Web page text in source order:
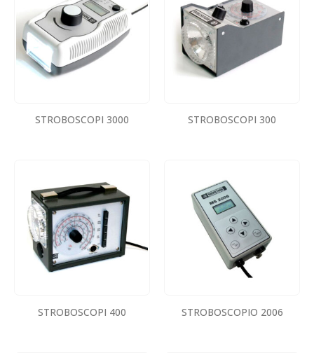
STROBOSCOPI 3000 STROBOSCOPI 300
STROBOSCOPI 400 STROBOSCOPIO 2006